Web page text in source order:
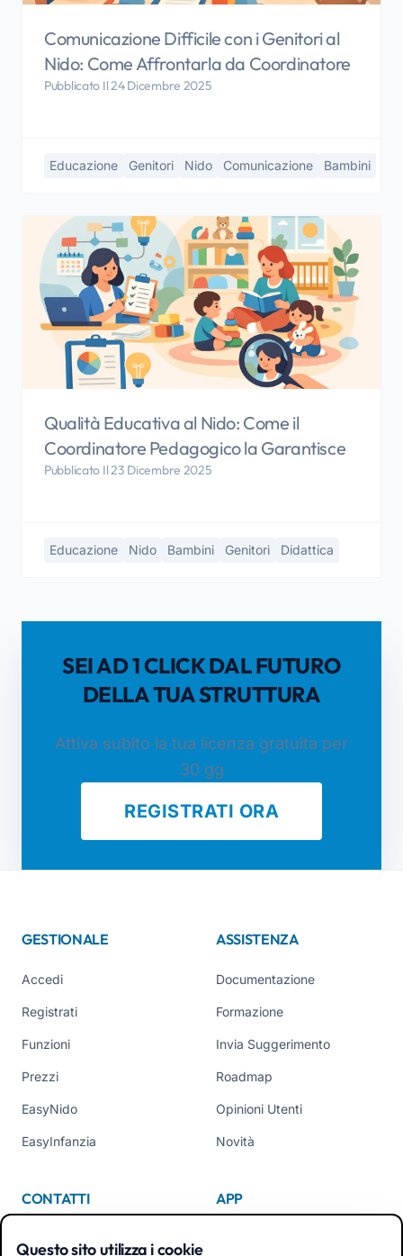
Comunicazione Difficile con i Genitori al
Nido: Come Affrontarla da Coordinatore
Pubblicato Il 24 Dicembre 2025
Educazione Genitori Nido Comunicazione Bambini
Qualità Educativa al Nido: Come il
Coordinatore Pedagogico la Garantisce
Pubblicato Il 23 Dicembre 2025
Educazione Nido Bambini Genitori Didattica
SEI AD 1 CLICK DAL FUTURO
DELLA TUA STRUTTURA
Attiva subito la tua licenza gratuita per
30 gg
REGISTRATI ORA
GESTIONALE
Accedi
Registrati
Funzioni
Prezzi
EasyNido
EasyInfanzia
ASSISTENZA
Documentazione
Formazione
Invia Suggerimento
Roadmap
Opinioni Utenti
Novità
CONTATTI APP
Questo sito utilizza i cookie